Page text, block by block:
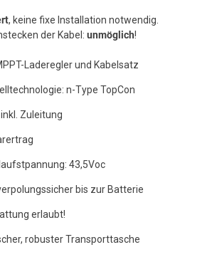
, keine fixe Installation notwendig.
der Kabel:unmöglich!
Laderegler und Kabelsatz
n-Type TopCon
Zuleitung
43,5Voc
bis zur Batterie
erlaubt!
robuster Transporttasche